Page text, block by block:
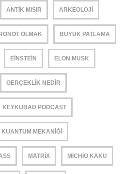
ANTIK MISIR ARKEOLOJI
OLMAK BÜYÜK PATLAMA
EINSTEIN ELON MUSK
GERÇEKLIK NEDIR
KEYKUBAD PODCAST
KUANTUM MEKANIĞI
MATRIX MICHIO KAKU